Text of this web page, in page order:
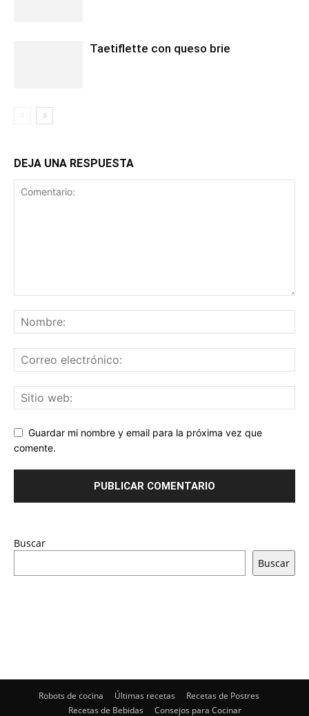
Taetiflette con queso brie
DEJA UNA RESPUESTA
Guardar mi nombre y email para la próxima vez que
comente.
Buscar
Buscar
Robots de cocina Últimas recetas
Recetas de Postres
Recetas de Bebidas
Consejos para Cocinar